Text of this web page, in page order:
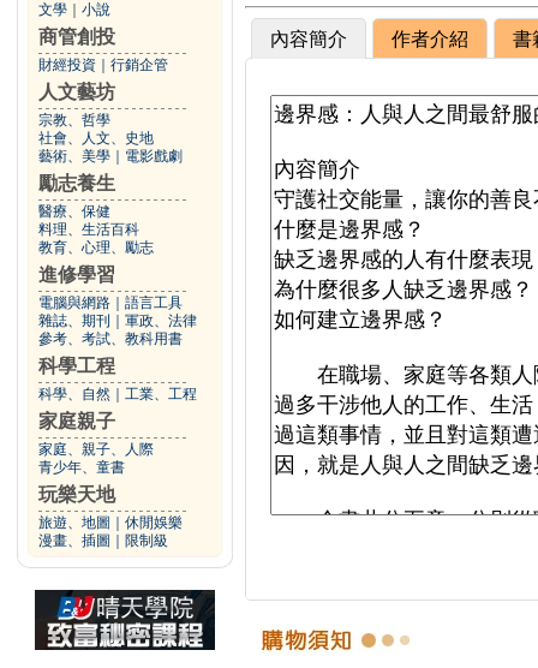
文學 小說
商管創投
財經投資 行銷企管
人文藝坊
宗教、哲學
社會、人文、史地
藝術、美學
電影戲劇
勵志養生
醫療、保健
料理、生活百科
教育、心理、勵志
進修學習
電腦與網路
語言工具
雜誌、期刊
軍政、法律
參考、考試、教科用書
科學工程
科學、自然 工業、工程
家庭親子
家庭、親子、人際
青少年、童書
玩樂天地
旅遊、地圖
休閒娛樂
漫畫、插圖
限制級
內容簡介 作者介紹 書